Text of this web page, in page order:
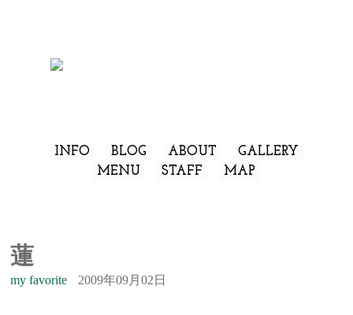
INFO BLOG ABOUT
GALLERY
MENU
STAFF MAP
蓮
my favorite 2009年09月02日